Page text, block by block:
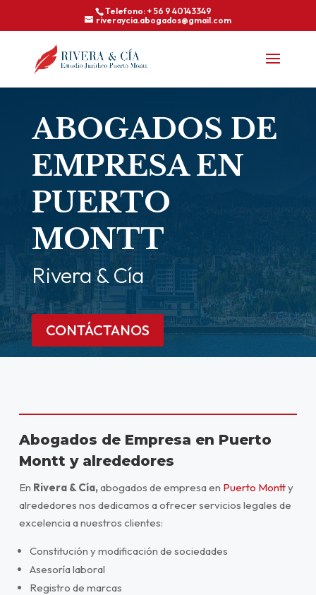
Telefono: + 56 9 40143349
riveraycia.abogados@gmail.com
ABOGADOS DE
EMPRESA EN
PUERTO
MONTT
Rivera & Cía
CONTÁCTANOS
Abogados de Empresa en Puerto
Montt y alrededores
En Rivera & Cía,abogados de empresa en Puerto Montty
alrededores nos dedicamos a ofrecer servicios legales de
excelencia a nuestros clientes:
Constitución y modificación de sociedades
Asesoría laboral
Registro de marcas